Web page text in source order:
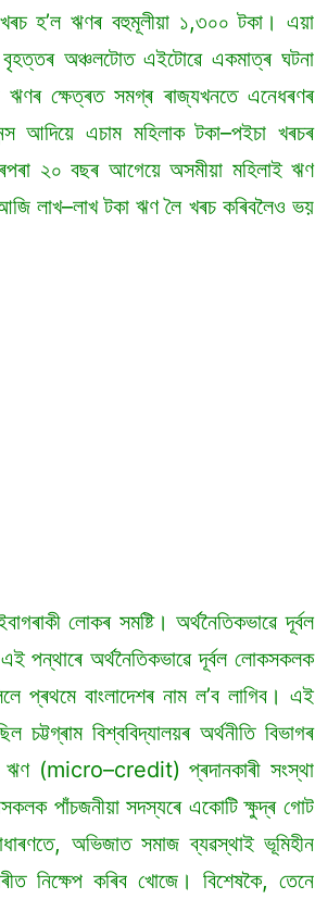
হ’ল ঋণৰ বহুমূলীয়া ১,৩০০ টকা। এয়া
বৃহত্তৰ অঞ্চলটোত এইটোৱে একমাত্ৰ ঘটনা
ক্ষেত্ৰত সমগ্ৰ ৰাজ্যখনতে এনেধৰণৰ
আদিয়ে এচাম মহিলাক টকা–পইচা খৰচৰ
২০ বছৰ আগেয়ে অসমীয়া মহিলাই ঋণ
লাখ–লাখ টকা ঋণ লৈ খৰচ কৰিবলৈও ভয়
লোকৰ সমষ্টি। অৰ্থনৈতিকভাৱে দূৰ্বল
পন্থাৰে অৰ্থনৈতিকভাৱে দূৰ্বল লোকসকলক
প্ৰথমে বাংলাদেশৰ নাম ল’ব লাগিব। এই
বিশ্ববিদ্যালয়ৰ অৰ্থনীতি বিভাগৰ
ঋণ (micro–credit) প্ৰদানকাৰী সংস্থা
পাঁচজনীয়া সদস্যৰে একোটি ক্ষুদ্ৰ গোট
অভিজাত সমাজ ব্যৱস্থাই ভূমিহীন
নিক্ষেপ কৰিব খোজে। বিশেষকৈ, তেনে